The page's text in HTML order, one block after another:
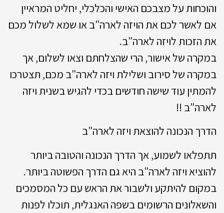
והוכחות על מצבכם האישי והכלכלי, יחליט המראיין
אם לאשר לכם את הויזה לארה"ב או שמא לשלול מכם
את הזכות לויזה לארה"ב.
במקרה של אישור, הרי שהצלחתם וצאו לשלום, אך
במקרה של סירוב ושלילת ויזה לארה"ב מכם, תצטרכו
להמתין עוד שישה חודשים בכדי להגיש בשנית ויזה
לארה"ב !!
הדרך הנכונה להוצאת ויזה לארה"ב
תתפלאו לשמוע, אך הדרך הנכונה והטובה ביותר
להוציא ויזה לארה"ב היא גם הדרך הפשוטה ביותר.
במקום להיתקע ולשבור את הראש עם כל המסמכים
והשאלונים הרשומים בשפה האנגלית, תוכלו לפנות